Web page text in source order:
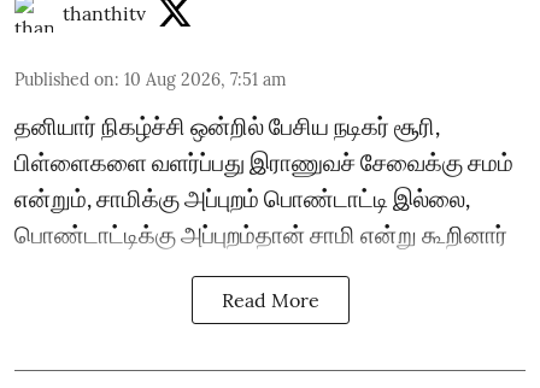
thanthitv
Published on: 10 Aug 2026, 7:51 am
தனியார் நிகழ்ச்சி ஒன்றில் பேசிய நடிகர் சூரி,
பிள்ளைகளை வளர்ப்பது இராணுவச் சேவைக்கு சமம்
என்றும், சாமிக்கு அப்புறம் பொண்டாட்டி இல்லை,
பொண்டாட்டிக்கு அப்புறம்தான் சாமி என்று கூறினார்
Read More